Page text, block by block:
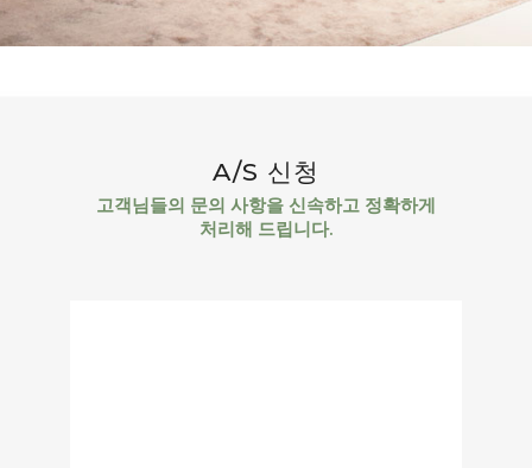
A/S 신청
고객님들의 문의 사항을 신속하고 정확하게
처리해 드립니다.